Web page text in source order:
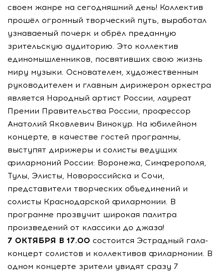
своем жанре на сегодняшний день! Коллектив
прошёл огромный творческий путь, выработал
узнаваемый почерк и обрёл преданную
зрительскую аудиторию. Это коллектив
единомышленников, посвятивших свою жизнь
миру музыки. Основателем, художественным
руководителем и главным дирижером оркестра
является Народный артист России, лауреат
Премии Правительства России, профессор
Анатолий Яковлевич Винокур. На юбилейном
концерте, в качестве гостей программы,
выступят дирижеры и солисты ведущих
филармоний России: Воронежа, Симферополя,
Тулы, Элисты, Новороссийска и Сочи,
представители творческих объединений и
солисты Краснодарской филармонии. В
программе прозвучит широкая палитра
произведений от классики до джаза!
7 ОКТЯБРЯ В 17.00 состоится Эстрадный гала-
концерт солистов и коллективов филармонии. В
одном концерте зрители увидят сразу 7